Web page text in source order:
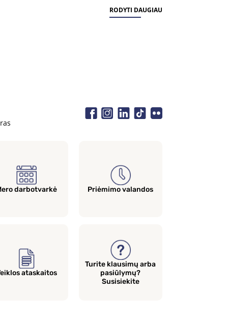
RODYTI DAUGIAU
darbotvarkė Priėmimo valandos
ataskaitos
Turite klausimų arba
pasiūlymų?
Susisiekite